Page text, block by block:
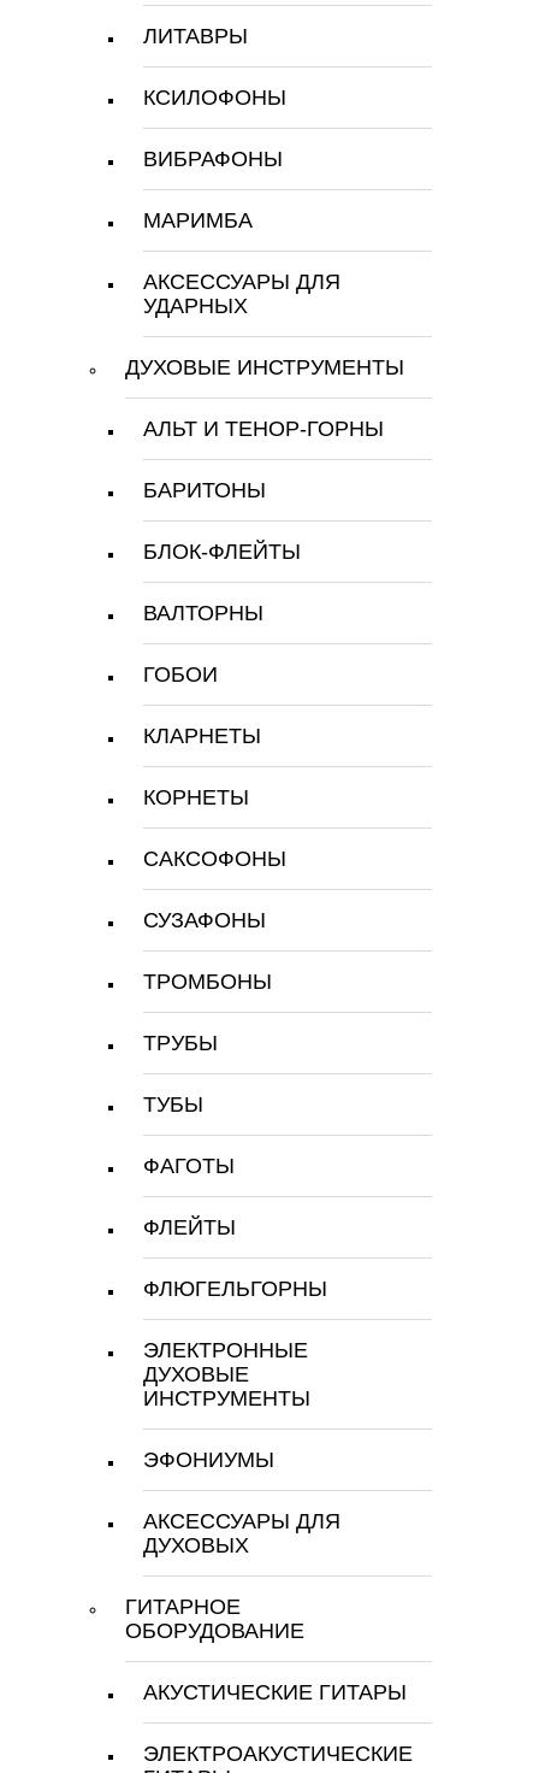
ЛИТАВРЫ
КСИЛОФОНЫ
ВИБРАФОНЫ
МАРИМБА
АКСЕССУАРЫ ДЛЯ
УДАРНЫХ
ДУХОВЫЕ ИНСТРУМЕНТЫ
АЛЬТ И ТЕНОР-ГОРНЫ
БАРИТОНЫ
БЛОК-ФЛЕЙТЫ
ВАЛТОРНЫ
ГОБОИ
КЛАРНЕТЫ
КОРНЕТЫ
САКСОФОНЫ
СУЗАФОНЫ
ТРОМБОНЫ
ТРУБЫ
ТУБЫ
ФАГОТЫ
ФЛЕЙТЫ
ФЛЮГЕЛЬГОРНЫ
ЭЛЕКТРОННЫЕ
ДУХОВЫЕ
ИНСТРУМЕНТЫ
ЭФОНИУМЫ
АКСЕССУАРЫ ДЛЯ
ДУХОВЫХ
ГИТАРНОЕ
ОБОРУДОВАНИЕ
АКУСТИЧЕСКИЕ ГИТАРЫ
ЭЛЕКТРОАКУСТИЧЕСКИЕ